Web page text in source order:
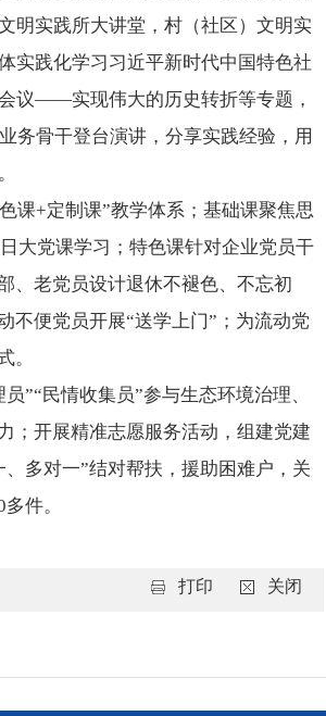
明实践所大讲堂，村（社区）文明实
实践化学习习近平新时代中国特色社
议——实现伟大的历史转折等专题，
务骨干登台演讲，分享实践经验，用
课+定制课”教学体系；基础课聚焦思
大党课学习；特色课针对企业党员干
、老党员设计退休不褪色、不忘初
不便党员开展“送学上门”；为流动党
。
”“民情收集员”参与生态环境治理、
；开展精准志愿服务活动，组建党建
多对一”结对帮扶，援助困难户，关
件。
打印 关闭